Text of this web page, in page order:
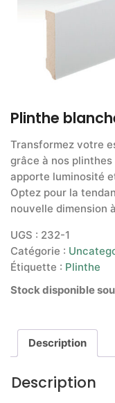
Plinthe
Transformez votre
grâce à nos
apporte luminosité
Optez pour la
nouvelle dimension
UGS : 232-1
Catégorie :
Étiquette : Plinthe
Stock disponible
Description
Description